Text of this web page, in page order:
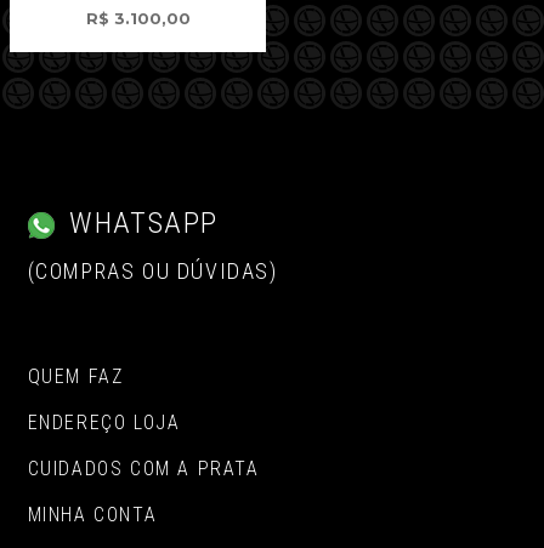
R$ 3.100,00
WHATSAPP
(COMPRAS OU DÚVIDAS)
QUEM FAZ
ENDEREÇO LOJA
CUIDADOS COM A PRATA
MINHA CONTA